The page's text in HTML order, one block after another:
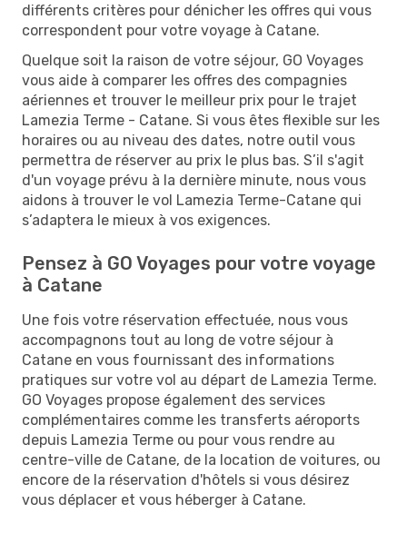
différents critères pour dénicher les offres qui vous
correspondent pour votre voyage à Catane.
Quelque soit la raison de votre séjour, GO Voyages
vous aide à comparer les offres des compagnies
aériennes et trouver le meilleur prix pour le trajet
Lamezia Terme - Catane. Si vous êtes flexible sur les
horaires ou au niveau des dates, notre outil vous
permettra de réserver au prix le plus bas. S’il s'agit
d'un voyage prévu à la dernière minute, nous vous
aidons à trouver le vol Lamezia Terme-Catane qui
s’adaptera le mieux à vos exigences.
Pensez à GO Voyages pour votre voyage
à Catane
Une fois votre réservation effectuée, nous vous
accompagnons tout au long de votre séjour à
Catane en vous fournissant des informations
pratiques sur votre vol au départ de Lamezia Terme.
GO Voyages propose également des services
complémentaires comme les transferts aéroports
depuis Lamezia Terme ou pour vous rendre au
centre-ville de Catane, de la location de voitures, ou
encore de la réservation d'hôtels si vous désirez
vous déplacer et vous héberger à Catane.